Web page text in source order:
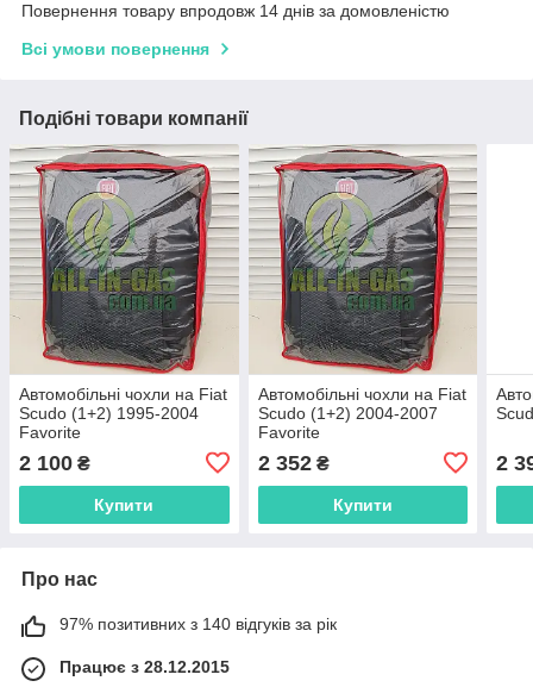
Повернення товару впродовж 14 днів за домовленістю
Всі умови повернення
Подібні товари компанії
Автомобільні чохли на Fiat
Scudo (1+2) 1995-2004
Favorite
2 100 ₴
Купити
Автомобільні чохли на Fiat
Scudo (1+2) 2004-2007
Favorite
2 352₴
Купити
2
Про нас
97% позитивних з 140 відгуків за рік
Працює з 28.12.2015